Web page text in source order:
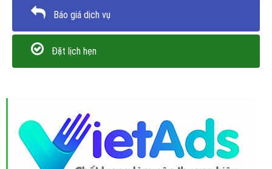
Báo giá dịch vụ
Đặt lịch hẹn